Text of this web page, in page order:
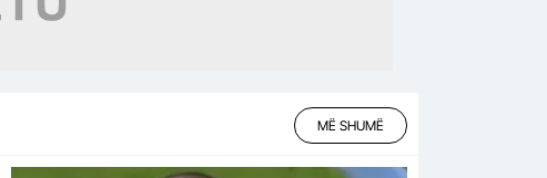
MË SHUMË